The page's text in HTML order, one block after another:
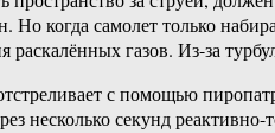
когда самолет только
газов. Из-за
с помощью
несколько секунд